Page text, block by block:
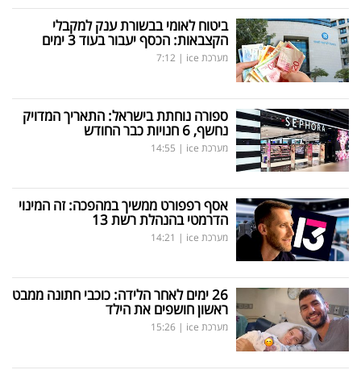
ביטוח לאומי בבשורת ענק למקבלי
הקצבאות: הכסף יעבור בעוד 3 ימים
מערכת ice |
7:12
ספורה נוחתת בישראל: התאריך המדויק
נחשף, 6 חנויות כבר החודש
מערכת ice |
14:55
אסף רפפורט ממשיך במהפכה: זה המינוי
הדרמטי בהנהלת רשת 13
מערכת ice |
14:21
26 ימים לאחר הלידה: כוכבי חתונה ממבט
ראשון חושפים את הילד
מערכת ice |
15:26